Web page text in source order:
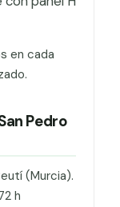
en cada
Pedro
(Murcia).
h